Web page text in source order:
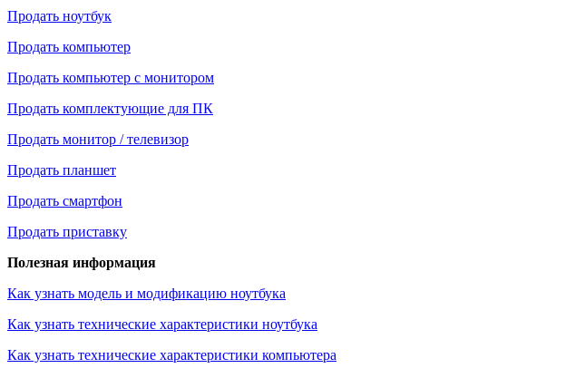
Продать ноутбук
Продать компьютер
Продать компьютер с монитором
Продать комплектующие для ПК
Продать монитор / телевизор
Продать планшет
Продать смартфон
Продать приставку
Полезная информация
Как узнать модель и модификацию ноутбука
Как узнать технические характеристики ноутбука
Как узнать технические характеристики компьютера